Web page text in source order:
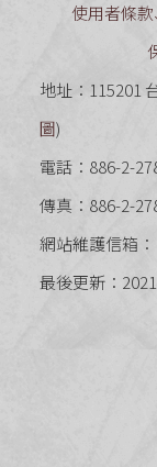
使用者條
地址：115201
圖)
電話：886-2-
傳真：886-2-
網站維護信箱：
最後更新：